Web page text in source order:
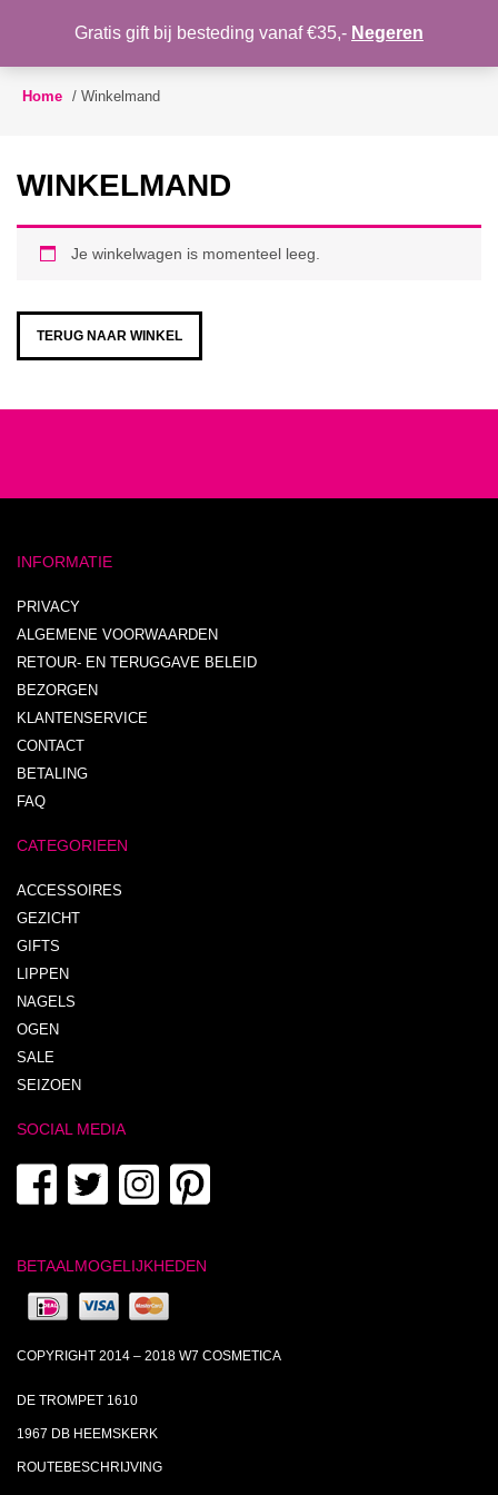
Toggle
WENSLIJST
Home / Winkelmand
WINKELMAND
Je winkelwagen is momenteel leeg.
TERUG NAAR WINKEL
INFORMATIE
PRIVACY
ALGEMENE VOORWAARDEN
RETOUR- EN TERUGGAVE BELEID
BEZORGEN
KLANTENSERVICE
CONTACT
BETALING
FAQ
CATEGORIEEN
ACCESSOIRES
GEZICHT
GIFTS
LIPPEN
NAGELS
OGEN
SALE
SEIZOEN
SOCIAL MEDIA
BETAALMOGELIJKHEDEN
COPYRIGHT 2014 – 2018 W7 COSMETICA
DE TROMPET 1610
1967 DB HEEMSKERK
ROUTEBESCHRIJVING
Gratis gift bij besteding vanaf €35,- Negeren